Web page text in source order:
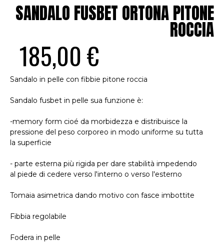
SANDALO FUSBET ORTONA PITONE
ROCCIA
185,00 €
Sandalo in pelle con fibbie pitone roccia
Sandalo fusbet in pelle sua funzione è:
-memory form cioé da morbidezza e distribuisce la
pressione del peso corporeo in modo uniforme su tutta
la superficie
- parte esterna più rigida per dare stabilità impedendo
al piede di cedere verso l'interno o verso l'esterno
Tomaia asimetrica dando motivo con fasce imbottite
Fibbia regolabile
Fodera in pelle